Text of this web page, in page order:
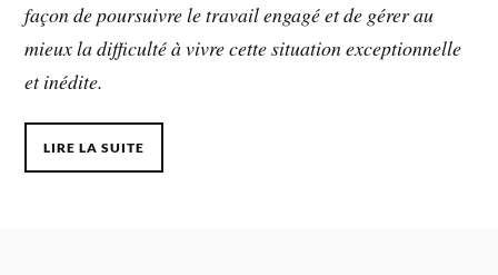
façon de poursuivre le travail engagé et de gérer au
mieux la difficulté à vivre cette situation exceptionnelle
et inédite.
LIRE LA SUITE